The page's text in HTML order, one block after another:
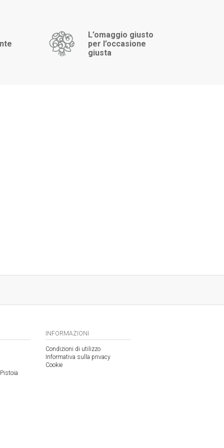
L’omaggio giusto
per l’occasione
giusta
INFORMAZIONI
Condizioni di utilizzo
Informativa sulla privacy
Cookie